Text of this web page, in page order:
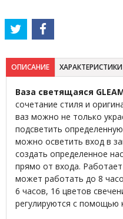
ОПИСАНИЕ ХАРАКТЕРИСТИКИ
Ваза светящаяся
сочетание стиля и
ваз можно не только
подсветить
можно осветить вход в
создать определенное
прямо от входа.
может работать до 8
6 часов, 16 цветов
регулируются с помощью